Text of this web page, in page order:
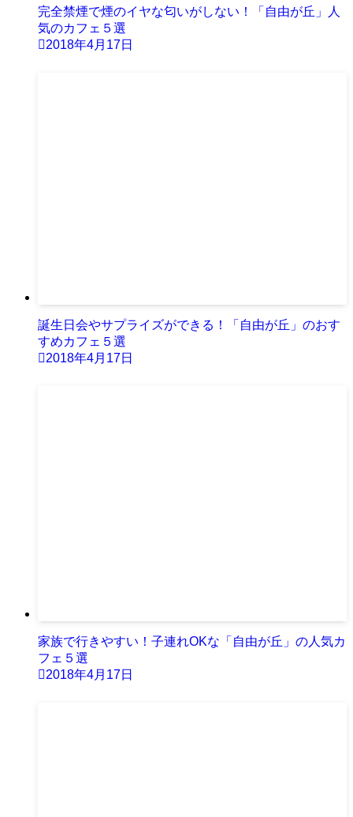
完全禁煙で煙のイヤな匂いがしない！「自由が丘」人
気のカフェ５選
2018年4月17日
誕生日会やサプライズができる！「自由が丘」のおす
すめカフェ５選
2018年4月17日
家族で行きやすい！子連れOKな「自由が丘」の人気カ
フェ５選
2018年4月17日